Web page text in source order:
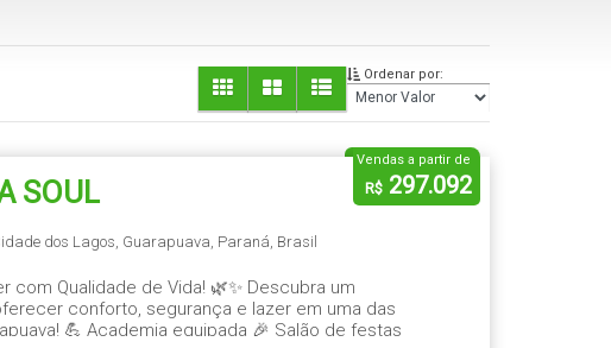
Ordenar por:
SOUL R$ 297.092
Vendas a partir de
dos Lagos, Guarapuava, Paraná, Brasil
com Qualidade de Vida! 🌿✨ Descubra um
conforto, segurança e lazer em uma das
💪 Academia equipada 🎉 Salão de festas